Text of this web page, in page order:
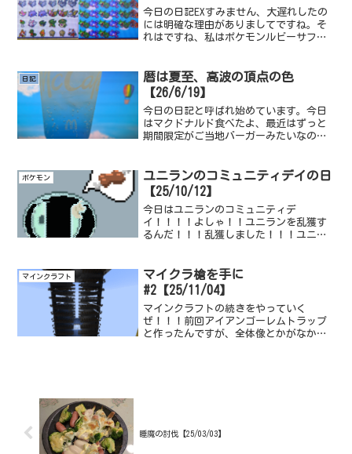
今日の日記EXすみません、大遅れしたの
には明確な理由がありましてですね。そ
れはですね、私はポケモンルビーサファ
ひとつのROMに集約させるということを行
っていましてで...
日記
暦は夏至、高波の頂点の色
【26/6/19】
今日の日記と呼ばれ始めています。今日
はマクドナルド食べたよ、最近はずっと
期間限定がご当地バーガーみたいなの
ワールドカップ関連のメニューが出たか
ら、行ってみたってわけ。ワ...
ポケモン
ユニランのコミュニティデイの日
【25/10/12】
今日はユニランのコミュニティデ
イ！！！！よしゃ！！ユニランを乱獲す
るんだ！！！乱獲しました！！！ユニラ
殊な感じがするし奇抜なデザインも好
き。ランクルスの色合いもいいよね...
マインクラフト
マイクラ槍を手に
#2【25/11/04】
マインクラフトの続きをやっていく
ぜ！！！前回アイアンゴーレムトラップ
と作ったんですが、全体像とかがなかっ
睡魔の討伐【25/03/03】